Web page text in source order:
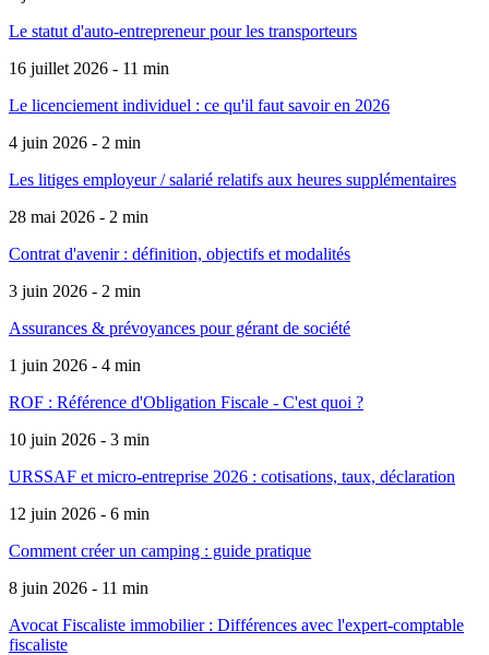
Le statut d'auto-entrepreneur pour les transporteurs
16 juillet 2026 - 11 min
Le licenciement individuel : ce qu'il faut savoir en 2026
4 juin 2026 - 2 min
Les litiges employeur / salarié relatifs aux heures supplémentaires
28 mai 2026 - 2 min
Contrat d'avenir : définition, objectifs et modalités
3 juin 2026 - 2 min
Assurances & prévoyances pour gérant de société
1 juin 2026 - 4 min
ROF : Référence d'Obligation Fiscale - C'est quoi ?
10 juin 2026 - 3 min
URSSAF et micro-entreprise 2026 : cotisations, taux, déclaration
12 juin 2026 - 6 min
Comment créer un camping : guide pratique
8 juin 2026 - 11 min
Avocat Fiscaliste immobilier : Différences avec l'expert-comptable
fiscaliste